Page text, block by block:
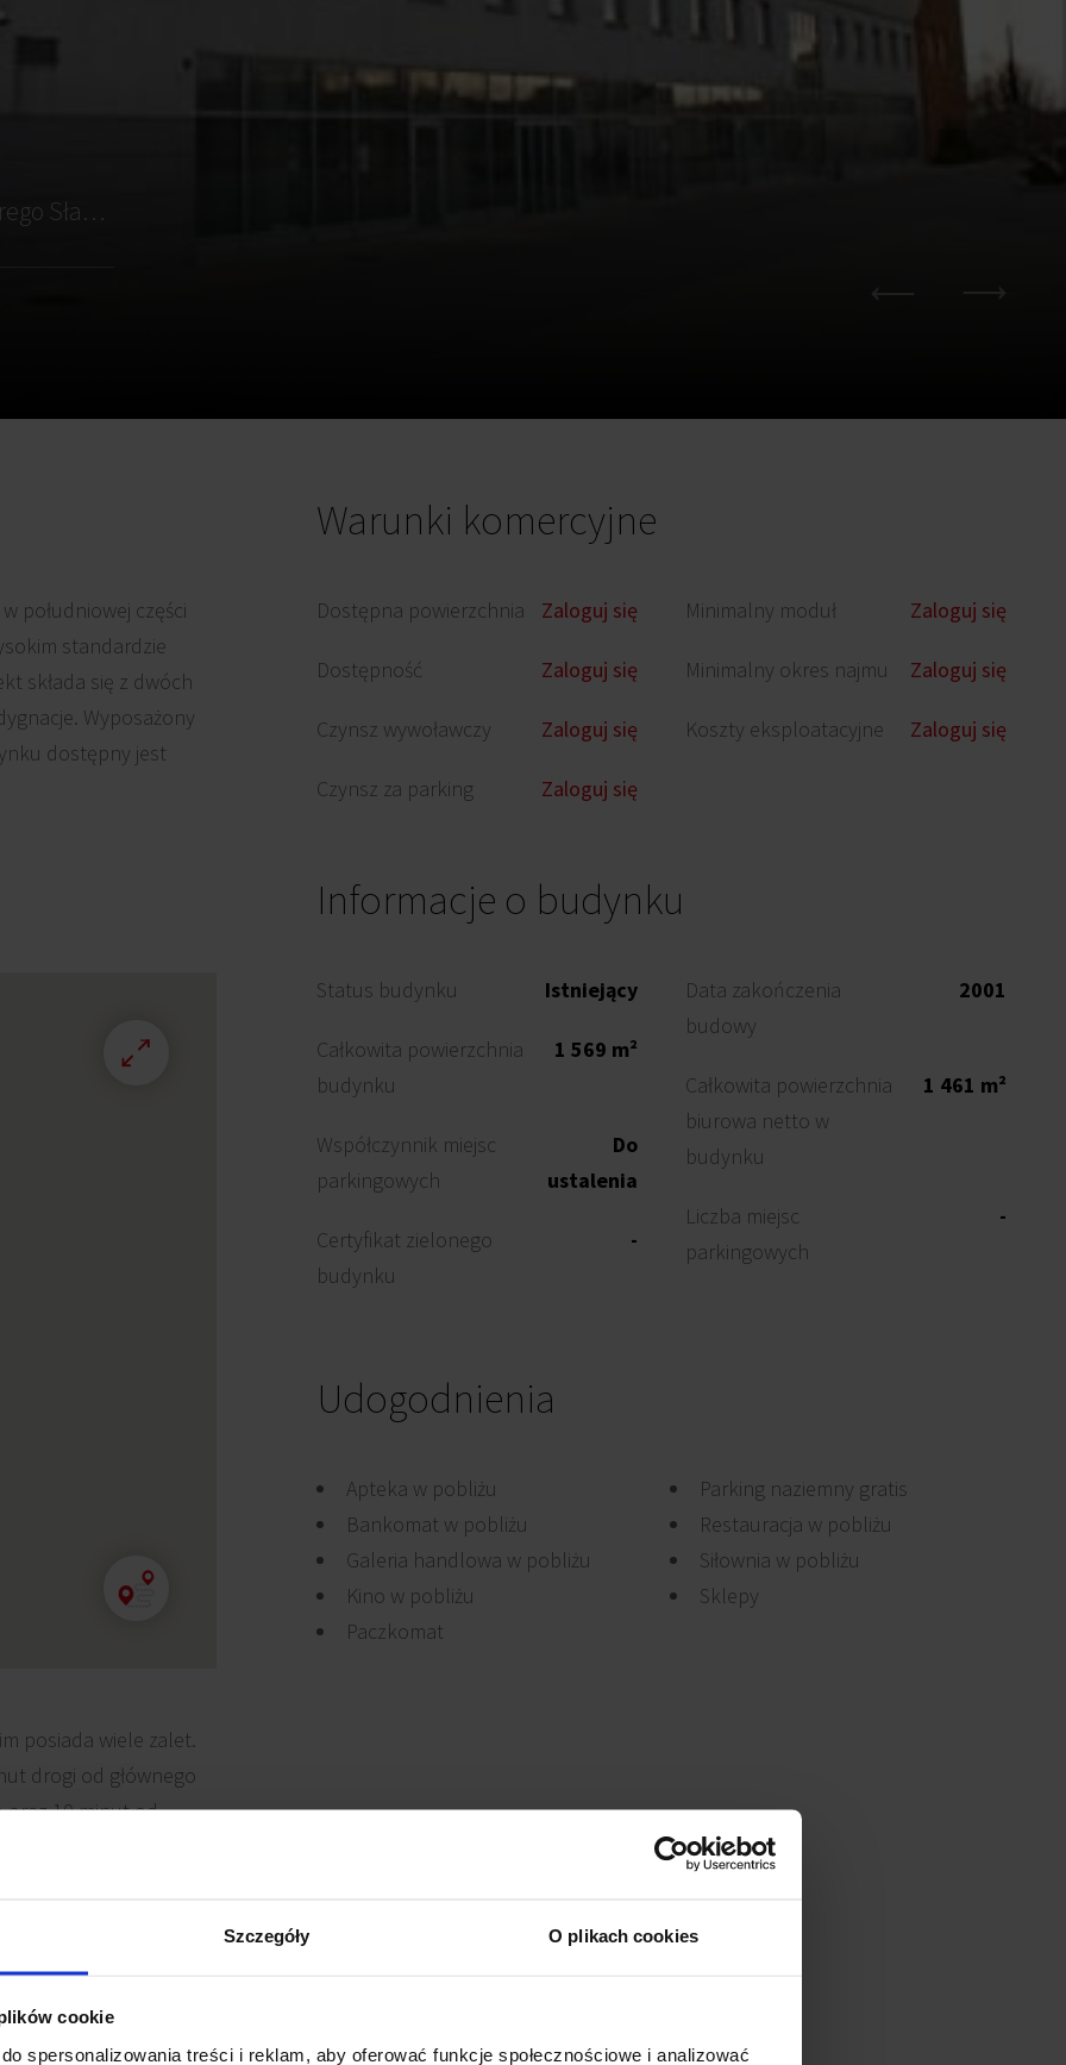
Szczegóły O plikach cookies
cookie
spersonalizowania treści i reklam, aby oferować funkcje społecznościowe i analizować
Kraków, Podgórze Duchackie (XI), ul. Walerego Sławka 3
południowej części
standardzie
składa się z dwóch
Wyposażony
dostępny jest
posiada wiele zalet.
drogi od głównego
oraz 10 minut od
jest kolejnym
Warunki komercyjne
Dostępna powierzchnia Zaloguj się
Dostępność Zaloguj się
Czynsz wywoławczy Zaloguj się
Czynsz za parking Zaloguj się
Minimalny moduł Zaloguj się
Minimalny okres najmu Zaloguj się
Koszty eksploatacyjne Zaloguj się
Informacje o budynku
Status budynku Istniejący
Całkowita powierzchnia
budynku
1 569 m²
Współczynnik miejsc
parkingowych
Do
ustalenia
Certyfikat zielonego
budynku
-
Data zakończenia
budowy
2001
Całkowita powierzchnia
biurowa netto w
budynku
1 461 m²
Liczba miejsc
parkingowych
-
Udogodnienia
Apteka w pobliżu
Bankomat w pobliżu
Galeria handlowa w pobliżu
Kino w pobliżu
Paczkomat
Parking naziemny gratis
Restauracja w pobliżu
Siłownia w pobliżu
Sklepy